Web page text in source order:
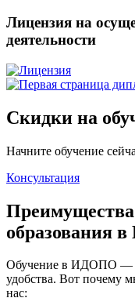
Лицензия на
деятельности
Скидки на
Начните обучение
Консультация
Преимущества
образования
Обучение в ИДОПО —
удобства. Вот почему
нас: